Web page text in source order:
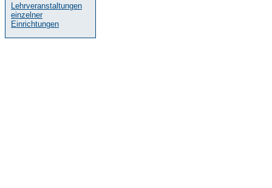
Lehrveranstaltungen
einzelner
Einrichtungen